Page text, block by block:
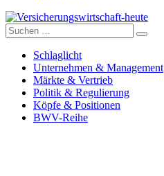
Versicherungswirtschaft-heute
Suche
nach:
Schlaglicht
Unternehmen & Management
Märkte & Vertrieb
Politik & Regulierung
Köpfe & Positionen
BWV-Reihe